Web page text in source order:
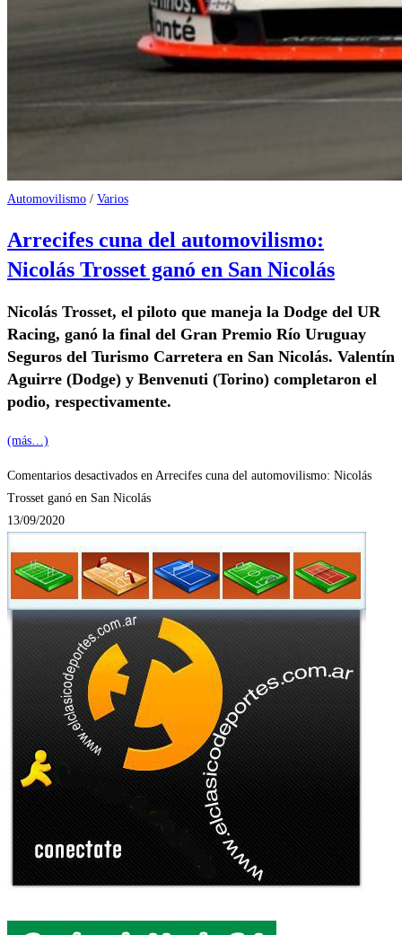
Automovilismo / Varios
Arrecifes cuna del automovilismo:
Nicolás Trosset ganó en San Nicolás
Nicolás Trosset, el piloto que maneja la Dodge del UR
Racing, ganó la final del Gran Premio Río Uruguay
Seguros del Turismo Carretera en San Nicolás. Valentín
Aguirre (Dodge) y Benvenuti (Torino) completaron el
podio, respectivamente.
(más…)
Comentarios desactivados en Arrecifes cuna del automovilismo: Nicolás
Trosset ganó en San Nicolás
13/09/2020